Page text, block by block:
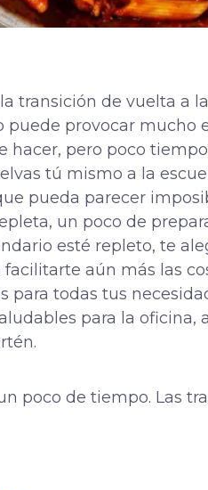
transición de vuelta a
provocar mucho
pero poco
tú mismo a la
pueda parecer
un poco de
esté repleto, te
facilitarte aún más las
todas tus
para la oficina,
poco de tiempo. Las